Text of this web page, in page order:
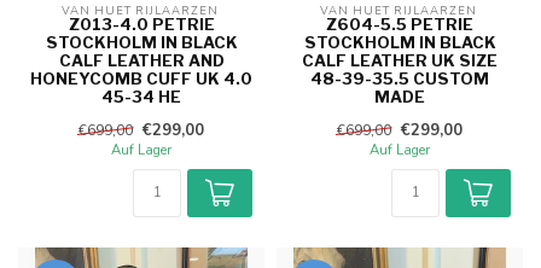
VAN HUET RIJLAARZEN
Z013-4.0 PETRIE
STOCKHOLM IN BLACK
CALF LEATHER AND
HONEYCOMB CUFF UK 4.0
45-34 HE
€699,00 €299,00
Auf Lager
VAN HUET RIJLAARZEN
Z604-5.5 PETRIE
STOCKHOLM IN BLACK
CALF LEATHER UK SIZE
48-39-35.5 CUSTOM
MADE
€699,00 €299,00
Auf Lager